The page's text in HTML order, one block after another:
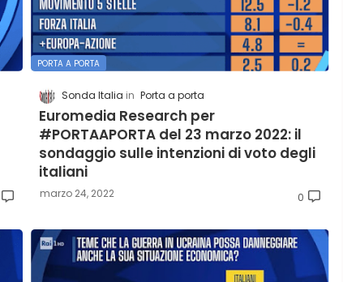
PORTA A PORTA
Sonda Italia Porta a porta
Euromedia Research per
#PORTAAPORTA del 23 marzo 2022: il
sondaggio sulle intenzioni di voto degli
italiani
marzo 24, 2022 0